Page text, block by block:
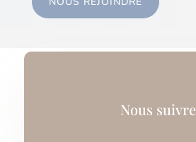
Nous suivre